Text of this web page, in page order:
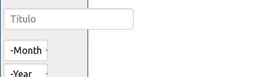
Month
Year